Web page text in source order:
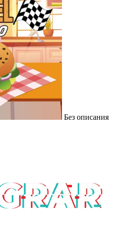
Без описания